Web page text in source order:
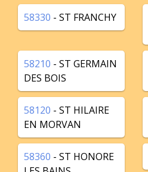
58330 - ST FRANCHY
58210 - ST GERMAIN
DES BOIS
58120 - ST HILAIRE
EN MORVAN
58360 - ST HONORE